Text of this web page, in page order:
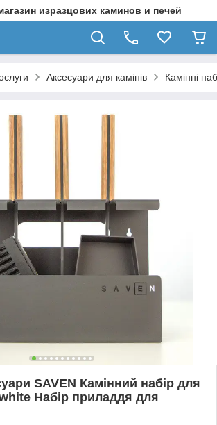
изразцових каминов и печей
Аксесуари для камінів Камінні
SAVEN Камінний набір для
Набір приладдя для